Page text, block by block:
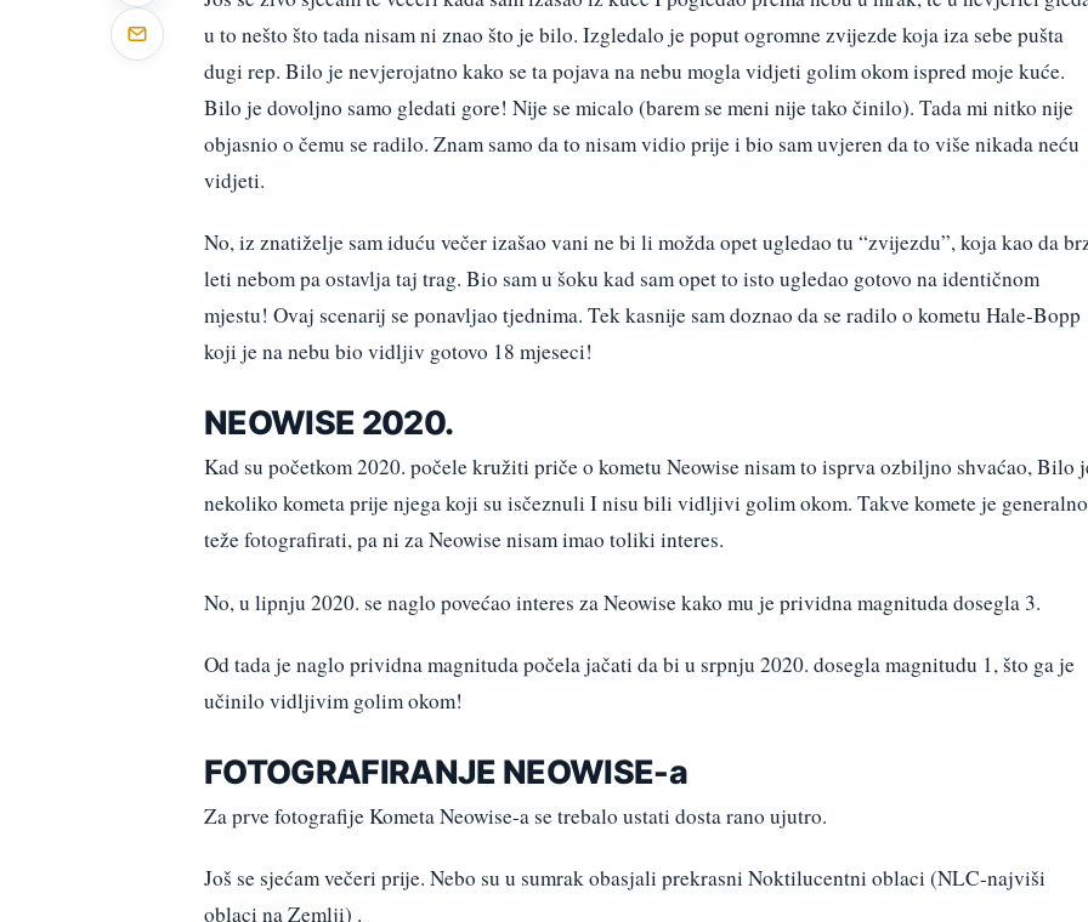
u to nešto što tada nisam ni znao što je bilo. Izgledalo je poput ogromne zvijezde koja iza sebe pušta
dugi rep. Bilo je nevjerojatno kako se ta pojava na nebu mogla vidjeti golim okom ispred moje kuće.
Bilo je dovoljno samo gledati gore! Nije se micalo (barem se meni nije tako činilo). Tada mi nitko nije
objasnio o čemu se radilo. Znam samo da to nisam vidio prije i bio sam uvjeren da to više nikada neću
vidjeti.
No, iz znatiželje sam iduću večer izašao vani ne bi li možda opet ugledao tu “zvijezdu”, koja kao da
leti nebom pa ostavlja taj trag. Bio sam u šoku kad sam opet to isto ugledao gotovo na identičnom
mjestu! Ovaj scenarij se ponavljao tjednima. Tek kasnije sam doznao da se radilo o kometu Hale-Bopp
koji je na nebu bio vidljiv gotovo 18 mjeseci!
NEOWISE 2020.
Kad su početkom 2020. počele kružiti priče o kometu Neowise nisam to isprva ozbiljno shvaćao, Bilo
nekoliko kometa prije njega koji su isčeznuli I nisu bili vidljivi golim okom. Takve komete je
teže fotografirati, pa ni za Neowise nisam imao toliki interes.
No, u lipnju 2020. se naglo povećao interes za Neowise kako mu je prividna magnituda dosegla 3.
Od tada je naglo prividna magnituda počela jačati da bi u srpnju 2020. dosegla magnitudu 1, što ga je
učinilo vidljivim golim okom!
FOTOGRAFIRANJE NEOWISE-a
Za prve fotografije Kometa Neowise-a se trebalo ustati dosta rano ujutro.
Još se sjećam večeri prije. Nebo su u sumrak obasjali prekrasni Noktilucentni oblaci (NLC-najviši
oblaci na Zemlji) .